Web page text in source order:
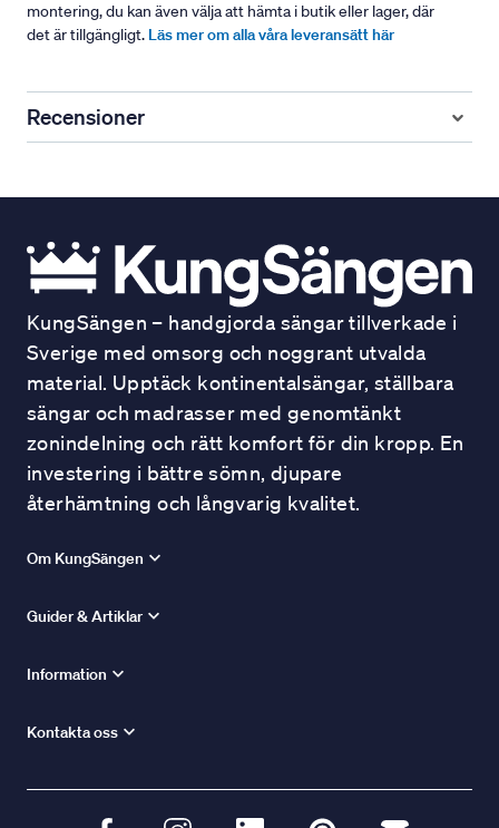
montering, du kan även välja att hämta i butik eller lager, där
det är tillgängligt. Läs mer om alla våra leveransätt här
Recensioner
KungSängen – handgjorda sängar tillverkade i
Sverige med omsorg och noggrant utvalda
material. Upptäck kontinentalsängar, ställbara
sängar och madrasser med genomtänkt
zonindelning och rätt komfort för din kropp. En
investering i bättre sömn, djupare
återhämtning och långvarig kvalitet.
Om KungSängen
Guider & Artiklar
Information
Kontakta oss